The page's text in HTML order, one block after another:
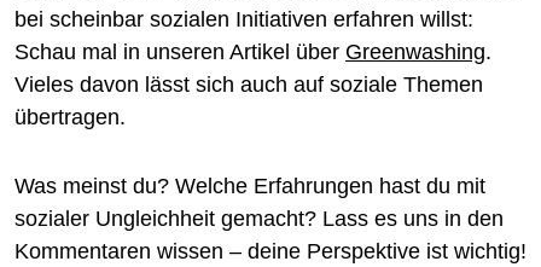
bei scheinbar sozialen Initiativen erfahren willst:
Schau mal in unseren Artikel über Greenwashing.
Vieles davon lässt sich auch auf soziale Themen
übertragen.
Was meinst du? Welche Erfahrungen hast du mit
sozialer Ungleichheit gemacht? Lass es uns in den
Kommentaren wissen – deine Perspektive ist wichtig!